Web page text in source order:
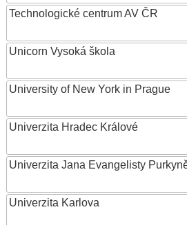
Technologické centrum AV ČR
Unicorn Vysoká škola
University of New York in Prague
Univerzita Hradec Králové
Univerzita Jana Evangelisty
Univerzita Karlova